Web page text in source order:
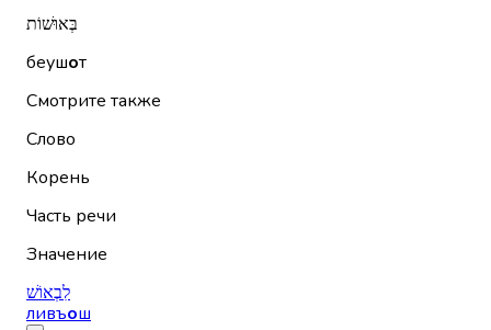
בְּאוּשׁוֹת
беушот
Смотрите также
Слово
Корень
Часть речи
Значение
לִבְאוֹשׁ
ливъош